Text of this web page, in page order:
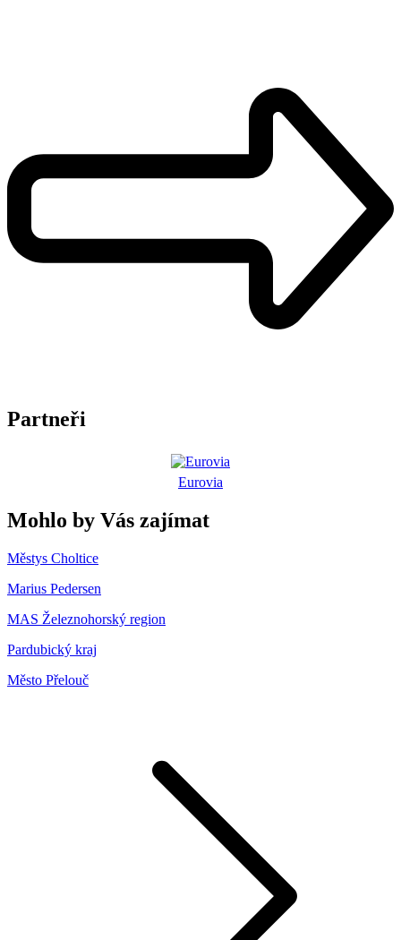
Partneři
Eurovia
Mohlo by Vás zajímat
Městys Choltice
Marius Pedersen
MAS Železnohorský region
Pardubický kraj
Město Přelouč